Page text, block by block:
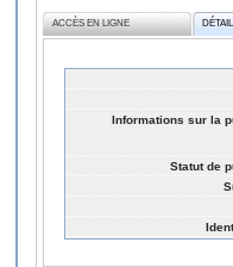
ACCÈS EN LIGNE
Informations sur la
Statut de